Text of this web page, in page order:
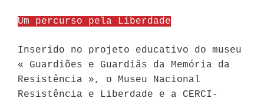
Um percurso pela Liberdade
Inserido no projeto educativo do museu
« Guardiões e Guardiãs da Memória da
Resistência », o Museu Nacional
Resistência e Liberdade e a CERCI-